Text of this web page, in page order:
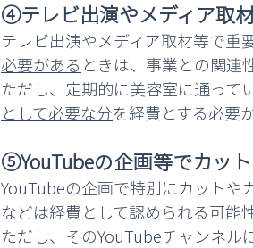
④テレビ出演やメディア取
テレビ出演やメディア取材等で重
必要がある ときは、事業との関連
ただし、定期的に美容室に通って
として必要な分を経費とする必要
⑤YouTubeの企画等でカッ
YouTubeの企画で特別にカットや
などは経費として認められる可能
ただし、そのYouTubeチャンネル